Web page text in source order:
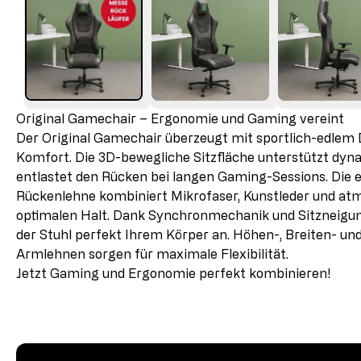
Original Gamechair – Ergonomie und Gaming vereint
Der Original Gamechair überzeugt mit sportlich-edlem
Komfort. Die 3D-bewegliche Sitzfläche unterstützt
entlastet den Rücken bei langen Gaming-Sessions.
Rückenlehne kombiniert Mikrofaser, Kunstleder und
optimalen Halt. Dank Synchronmechanik und
der Stuhl perfekt Ihrem Körper an. Höhen-, Breiten-
Armlehnen sorgen für maximale Flexibilität.
Jetzt Gaming und Ergonomie perfekt kombinieren!